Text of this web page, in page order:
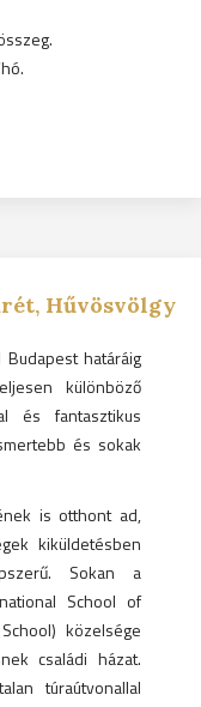
Hűvösvölgy
határáig
különböző
és fantasztikus
és sokak
is otthont ad,
kiküldetésben
Sokan a
School of
közelsége
családi házat.
túraútvonallal